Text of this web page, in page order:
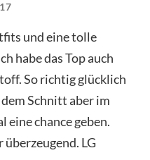
und eine tolle
habe das Top auch
So richtig glücklich
Schnitt aber im
eine chance geben.
LG